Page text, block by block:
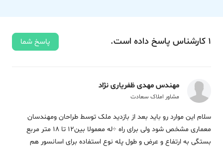
1 کارشناس پاسخ داده‌ است. پاسخ شما
مهندس مهدی ظفریاری نژاد
مشاور املاک سعادت
سلام این موارد رو باید بعد از بازدید ملک توسط طراحان ومهندسان
معماری مشخص شود ولی برای راه ÷له معمولا بین12 تا 18 متر مربع
بستگی به ارتفاع و عرض و طول پله نوع استفاده برای اسانسور هم